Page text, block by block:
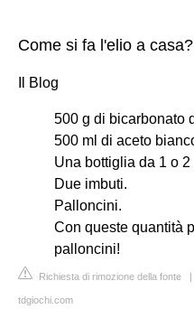
Come si fa l'elio a casa?
Il Blog
500 g di bicarbonato
500 ml di aceto
Una bottiglia da 1 o 2
Due imbuti.
Palloncini.
Con queste quantità
palloncini!
Richiesta di rimozione della fonte |
tdgiochi.com